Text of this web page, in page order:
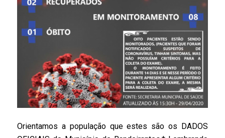
Orientamos a população que estes são os DADOS